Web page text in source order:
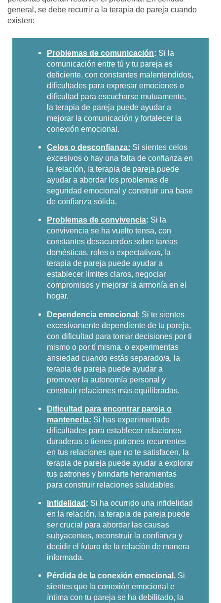
general, se debe recurrir a la terapia de pareja cuando
existen:
Problemas de comunicación: Si la
comunicación entre tú y tu pareja es
deficiente, con constantes malentendidos,
dificultades para expresar emociones o
dificultad para escucharse mutuamente,
la terapia de pareja puede ayudar a
mejorar la comunicación y fortalecer la
conexión emocional.
Celos o desconfianza: Si sientes celos
excesivos o hay una falta de confianza en
la relación, la terapia de pareja puede
ayudar a abordar los problemas de
seguridad emocional y construir una base
de confianza sólida.
Problemas de convivencia: Si la
convivencia se ha vuelto tensa, con
constantes desacuerdos sobre tareas
domésticas, roles o expectativas, la
terapia de pareja puede ayudar a
establecer límites claros, negociar
compromisos y mejorar la armonía en el
hogar.
Dependencia emocional: Si te sientes
excesivamente dependiente de tu pareja,
con dificultad para tomar decisiones por ti
mismo o por tí misma, o experimentas
ansiedad cuando estás separado/a, la
terapia de pareja puede ayudar a
promover la autonomía personal y
construir relaciones más equilibradas.
Dificultad para encontrar pareja o
mantenerla: Si has experimentado
dificultades para establecer relaciones
duraderas o tienes patrones recurrentes
en tus relaciones que no te satisfacen, la
terapia de pareja puede ayudar a explorar
tus patrones y brindarte herramientas
para construir relaciones saludables.
Infidelidad: Si ha ocurrido una infidelidad
en la relación, la terapia de pareja puede
ser crucial para abordar las causas
subyacentes, reconstruir la confianza y
decidir el futuro de la relación de manera
informada.
Pérdida de la conexión emocional. Si
sientes que la conexión emocional e
íntima con tu pareja se ha debilitado, la